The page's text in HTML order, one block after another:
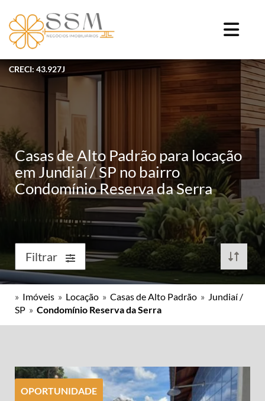
CRECI: 43.927J
Casas de Alto Padrão para locação
em Jundiaí / SP no bairro
Condomínio Reserva da Serra
Filtrar
» Imóveis » Locação » Casas de Alto Padrão » Jundiaí /
SP » Condomínio Reserva da Serra
OPORTUNIDADE